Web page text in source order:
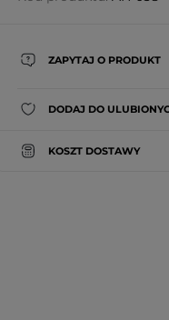
ZAPYTAJ O PRODUKT
DODAJ DO
KOSZT DOSTAWY